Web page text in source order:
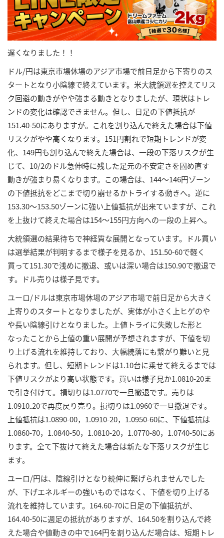
遅くなりました！！
ドル/円は東京市場休場のアジア市場で前日足から下寄りのス
タートとなり小陰線で終えています。米大統領選を控えてリス
ク回避の動きがやや強まる動きとなりましたが、現状はトレ
ンドの変化は確認できません。但し、日足の下値抵抗が
151.40-50にありますが。これを割り込んで終えた場合は下値
リスクがやや高くなります。151円割れで短期トレンドが変
化、149円も割り込んで終えた場合は、一段の下落リスクが生
じて、10/2のドル急伸時に残した足元の不安定さを固め直す
動きが強まり易くなります。この場合は、144～146円ゾーン
の下値抵抗をどこまで切り崩せるかトライする動きへ。逆に
153.30～153.50ゾーンに強い上値抵抗が出来ていますが、これ
を上抜けて終えた場合は154～155円方向への一段の上昇へ。
大統領選の結果待ちで神経質な展開となっています。ドル買い
は選挙結果が判明するまで様子を見るか、151.50-60で軽く
買って151.30で浅めに撤退、或いは深い場合は150.90で撤退で
す。ドル売りは様子見です。
ユーロ/ドルは東京市場休場のアジア市場で前日足から大きく
上寄りのスタートとなりましたが、実体が小さく上ヒゲのや
や長い陰線引けとなりました。上値トライに失敗した形と
なったことから上値の重い展開が予想されますが、下値を切
り上げる流れを維持しており、大幅続落にも繋がり難いと見
られます。但し、短期トレンドは1.10台に乗せて終えるまでは
下値リスクがより高い状態です。買いは様子見か1.0810-20ま
で引き付けて。損切りは1.0770で一旦撤退です。売りは
1.0910₋20で再度戻り売り。損切りは1.0960で一旦撤退です。
上値抵抗は1.0890-00，1.0910-20，1.0950-60に、下値抵抗は
1.0860-70，1.0840-50，1.0810-20，1.0770-80，1.0740-50にあ
ります。全て下抜けて終えた場合は新たな下落リスクが生じ
ます。
ユーロ/円は、陰線引けとなり続伸に繋げられませんでした
が、下げエネルギーの強いものではなく、下値を切り上げる
流れを維持しています。164.60-70に日足の下値抵抗が、
164.40-50に週足の抵抗がありますが、164.50を割り込んで終
えた場合や値動きの中で164円を割り込んだ場合は、短期トレ